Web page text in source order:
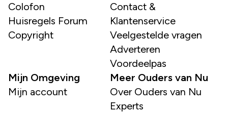
Colofon
Huisregels Forum
Copyright
Contact &
Klantenservice
Veelgestelde vragen
Adverteren
Voordeelpas
Mijn Omgeving
Mijn account
Meer Ouders van Nu
Over Ouders van Nu
Experts